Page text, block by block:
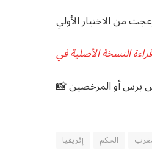
برس أو المرخصين
إفريقيا الحكم